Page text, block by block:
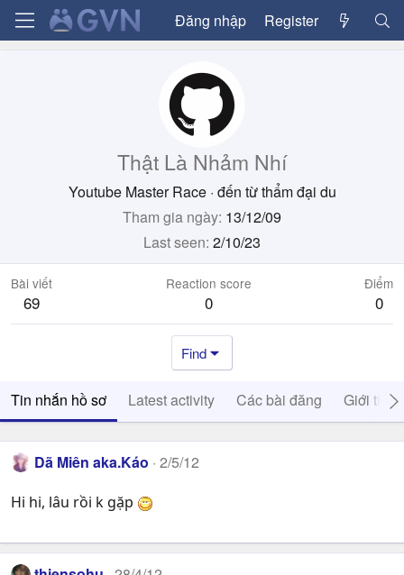
Đăng nhập Register
Thật Là Nhảm Nhí
Youtube Master Race · đến từthẩm đại du
Tham gia ngày 13/12/09
Last seen 2/10/23
Bài viết
69
Reaction score
0
Điểm
0
Find
Tin nhắn hồ sơ Latest activity Các bài đăng Giới thiệu
Dã Miên aka.Káo 2/5/12
Hi hi, lâu rồi k gặp